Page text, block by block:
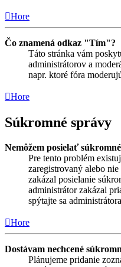
Hore
Čo znamená odkaz "Tím"?
Táto stránka vám
administrátorov a
napr. ktoré fóra
Hore
Súkromné správy
Nemôžem posielať
Pre tento problém
zaregistrovaný alebo
zakázal posielanie
administrátor zakázal
spýtajte sa
Hore
Dostávam nechcené
Plánujeme pridanie